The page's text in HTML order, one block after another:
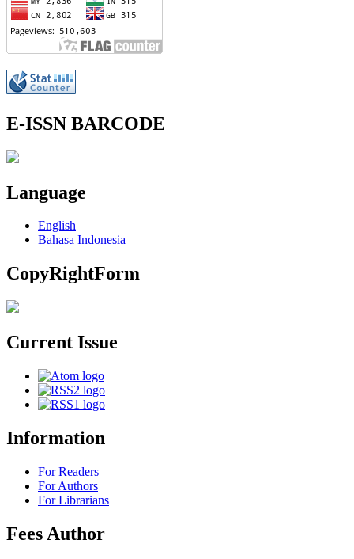
E-ISSN BARCODE
Language
English
Bahasa Indonesia
CopyRightForm
Current Issue
Information
For Readers
For Authors
For Librarians
Fees Author